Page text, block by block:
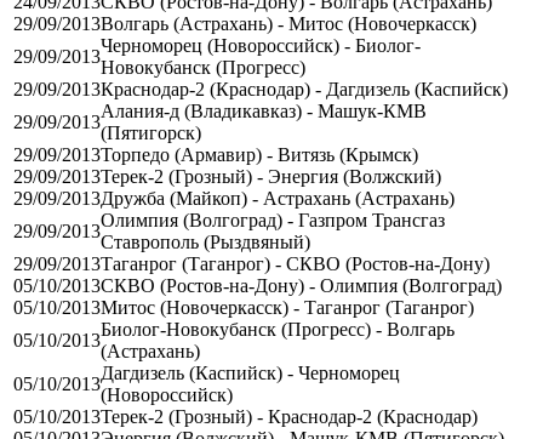
29/09/2013Волгарь (Астрахань) - Митос (Новочеркасск)
29/09/2013
Черноморец (Новороссийск) - Биолог-
Новокубанск (Прогресс)
29/09/2013Краснодар-2 (Краснодар) - Дагдизель (Каспийск)
29/09/2013
Алания-д (Владикавказ) - Машук-КМВ
(Пятигорск)
29/09/2013Торпедо (Армавир) - Витязь (Крымск)
29/09/2013Терек-2 (Грозный) - Энергия (Волжский)
29/09/2013Дружба (Майкоп) - Астрахань (Астрахань)
29/09/2013
Олимпия (Волгоград) - Газпром Трансгаз
Ставрополь (Рыздвяный)
29/09/2013Таганрог (Таганрог) - СКВО (Ростов-на-Дону)
05/10/2013СКВО (Ростов-на-Дону) - Олимпия (Волгоград)
05/10/2013Митос (Новочеркасск) - Таганрог (Таганрог)
05/10/2013
Биолог-Новокубанск (Прогресс) - Волгарь
(Астрахань)
05/10/2013
Дагдизель (Каспийск) - Черноморец
(Новороссийск)
05/10/2013Терек-2 (Грозный) - Краснодар-2 (Краснодар)